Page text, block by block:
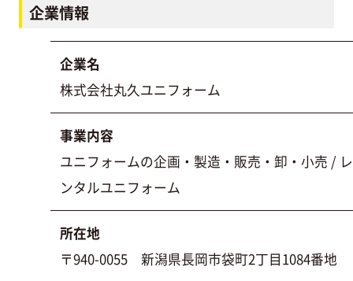
企業情報
企業名
株式会社丸久ユニフォーム
事業内容
ユニフォームの企画・製造・販売・卸・小売 / レ
ンタルユニフォーム
所在地
〒940-0055 新潟県長岡市袋町2丁目1084番地